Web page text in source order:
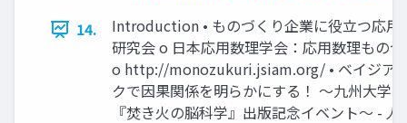
14.
Introduction • ものづくり企業に役立つ応用
研究会 o 日本応用数理学会：応用数理もの
o http://monozukuri.jsiam.org/ • ベイジア
クで因果関係を明らかにする！ ～九州大学
『焚き火の脳科学』出版記念イベント～ -